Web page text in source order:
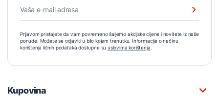
Prijavom pristajete da vam povremeno šaljemo akcijske cijene i novitete iz naše
ponude. Možete se odjaviti u bilo kojem trenutku. Informacije o načinu
korištenja ličnih podataka dostupne su uslovima korištenja.
Kupovina